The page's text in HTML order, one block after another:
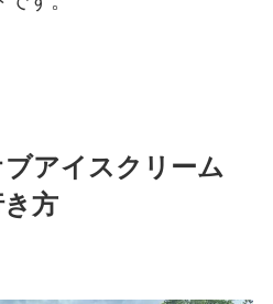
アイスクリーム
方